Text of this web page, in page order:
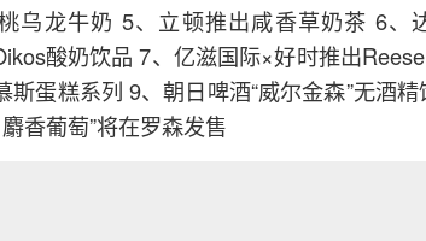
乌龙牛奶 5、立顿推出咸香草奶茶 6、
酸奶饮品 7、亿滋国际×好时推出
蛋糕系列 9、朝日啤酒“威尔金森”无酒
香葡萄”将在罗森发售